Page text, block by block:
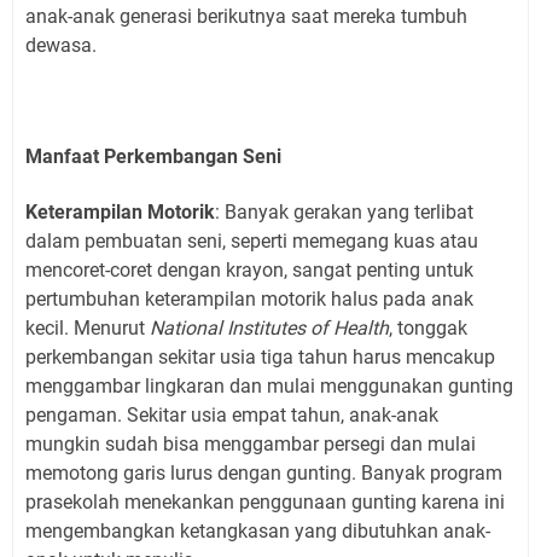
anak-anak generasi berikutnya saat mereka tumbuh
dewasa.
Manfaat Perkembangan Seni
Keterampilan Motorik: Banyak gerakan yang terlibat
dalam pembuatan seni, seperti memegang kuas atau
mencoret-coret dengan krayon, sangat penting untuk
pertumbuhan keterampilan motorik halus pada anak
kecil. Menurut National Institutes of Health, tonggak
perkembangan sekitar usia tiga tahun harus mencakup
menggambar lingkaran dan mulai menggunakan gunting
pengaman. Sekitar usia empat tahun, anak-anak
mungkin sudah bisa menggambar persegi dan mulai
memotong garis lurus dengan gunting. Banyak program
prasekolah menekankan penggunaan gunting karena ini
mengembangkan ketangkasan yang dibutuhkan anak-